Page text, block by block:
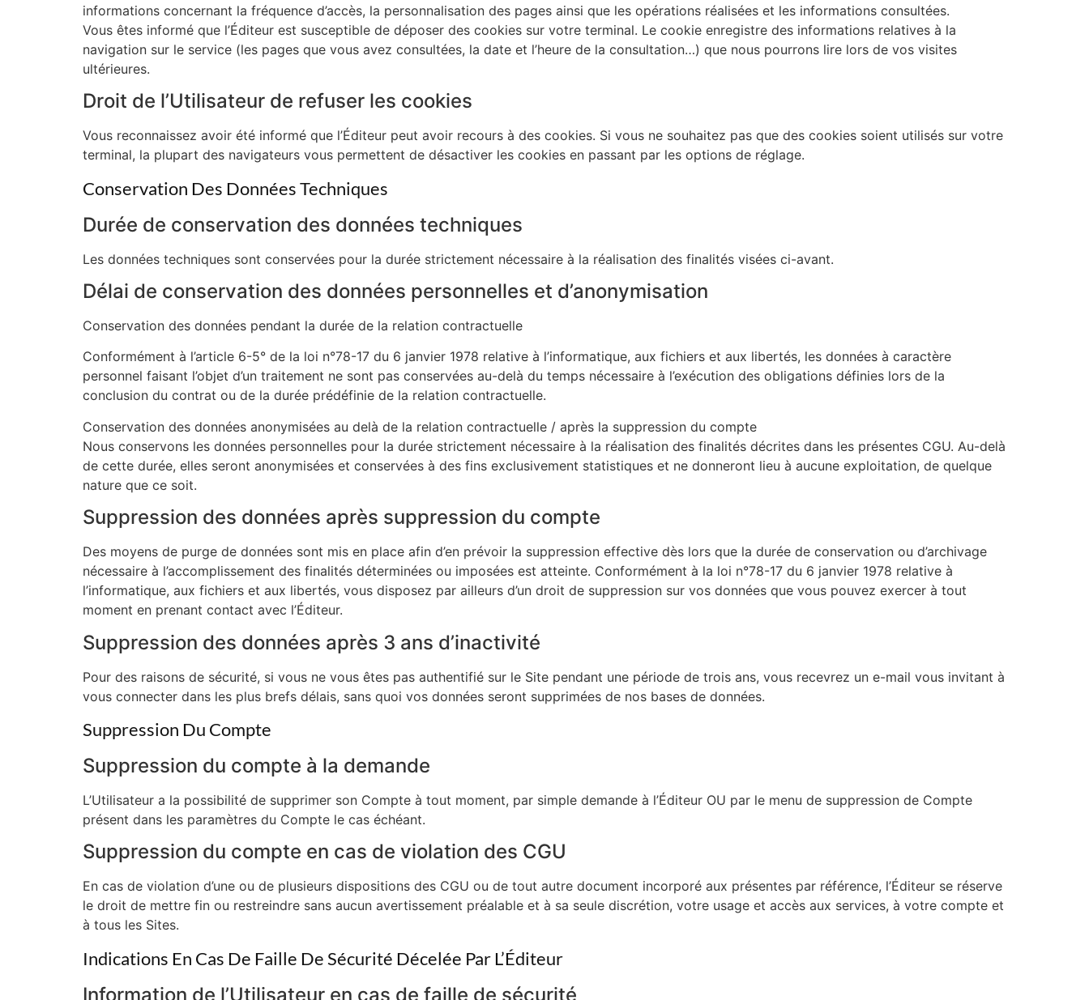
informations concernant la fréquence d’accès, la personnalisation des pages ainsi que les opérations réalisées et les informations consultées.
Vous êtes informé que l’Éditeur est susceptible de déposer des cookies sur votre terminal. Le cookie enregistre des informations relatives à la
navigation sur le service (les pages que vous avez consultées, la date et l’heure de la consultation…) que nous pourrons lire lors de vos visites
ultérieures.
Droit de l’Utilisateur de refuser les cookies
Vous reconnaissez avoir été informé que l’Éditeur peut avoir recours à des cookies. Si vous ne souhaitez pas que des cookies soient utilisés sur votre
terminal, la plupart des navigateurs vous permettent de désactiver les cookies en passant par les options de réglage.
Conservation Des Données Techniques
Durée de conservation des données techniques
Les données techniques sont conservées pour la durée strictement nécessaire à la réalisation des finalités visées ci-avant.
Délai de conservation des données personnelles et d’anonymisation
Conservation des données pendant la durée de la relation contractuelle
Conformément à l’article 6-5° de la loi n°78-17 du 6 janvier 1978 relative à l’informatique, aux fichiers et aux libertés, les données à caractère
personnel faisant l’objet d’un traitement ne sont pas conservées au-delà du temps nécessaire à l’exécution des obligations définies lors de la
conclusion du contrat ou de la durée prédéfinie de la relation contractuelle.
Conservation des données anonymisées au delà de la relation contractuelle / après la suppression du compte
Nous conservons les données personnelles pour la durée strictement nécessaire à la réalisation des finalités décrites dans les présentes CGU. Au-delà
de cette durée, elles seront anonymisées et conservées à des fins exclusivement statistiques et ne donneront lieu à aucune exploitation, de quelque
nature que ce soit.
Suppression des données après suppression du compte
Des moyens de purge de données sont mis en place afin d’en prévoir la suppression effective dès lors que la durée de conservation ou d’archivage
nécessaire à l’accomplissement des finalités déterminées ou imposées est atteinte. Conformément à la loi n°78-17 du 6 janvier 1978 relative à
l’informatique, aux fichiers et aux libertés, vous disposez par ailleurs d’un droit de suppression sur vos données que vous pouvez exercer à tout
moment en prenant contact avec l’Éditeur.
Suppression des données après 3 ans d’inactivité
Pour des raisons de sécurité, si vous ne vous êtes pas authentifié sur le Site pendant une période de trois ans, vous recevrez un e-mail vous invitant à
vous connecter dans les plus brefs délais, sans quoi vos données seront supprimées de nos bases de données.
Suppression Du Compte
Suppression du compte à la demande
L’Utilisateur a la possibilité de supprimer son Compte à tout moment, par simple demande à l’Éditeur OU par le menu de suppression de Compte
présent dans les paramètres du Compte le cas échéant.
Suppression du compte en cas de violation des CGU
En cas de violation d’une ou de plusieurs dispositions des CGU ou de tout autre document incorporé aux présentes par référence, l’Éditeur se réserve
le droit de mettre fin ou restreindre sans aucun avertissement préalable et à sa seule discrétion, votre usage et accès aux services, à votre compte et
à tous les Sites.
Indications En Cas De Faille De Sécurité Décelée Par L’Éditeur
Information de l’Utilisateur en cas de faille de sécurité